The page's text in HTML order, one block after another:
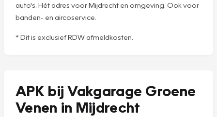
auto's. Hét adres voor Mijdrecht en omgeving. Ook voor
banden- en aircoservice.
* Dit is exclusief RDW afmeldkosten.
APK bij Vakgarage Groene
Venen in Mijdrecht